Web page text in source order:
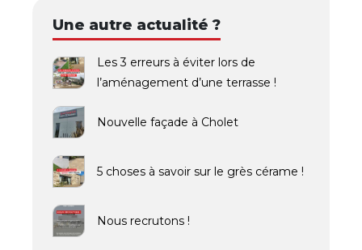
Une autre actualité ?
Les 3 erreurs à éviter lors de
l’aménagement d’une terrasse !
Nouvelle façade à Cholet
5 choses à savoir sur le grès cérame !
Nous recrutons !